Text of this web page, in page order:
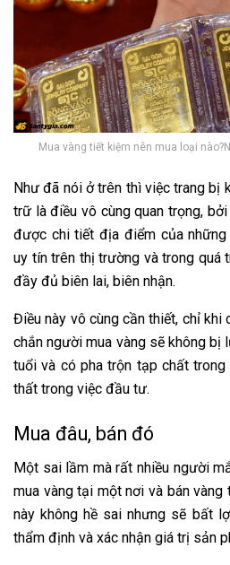
Mua vàng tiết kiệm nên mua loại
Như đã nói ở trên thì việc trang bị
trữ là điều vô cùng quan trọng,
được chi tiết địa điểm của những
uy tín trên thị trường và trong quá
đầy đủ biên lai, biên nhận.
Điều này vô cùng cần thiết, chỉ
chắn người mua vàng sẽ không bị
tuổi và có pha trộn tạp chất
thất trong việc đầu tư.
Mua đâu, bán đó
Một sai lầm mà rất nhiều người
mua vàng tại một nơi và bán
này không hề sai nhưng sẽ bất
thẩm định và xác nhận giá trị sản